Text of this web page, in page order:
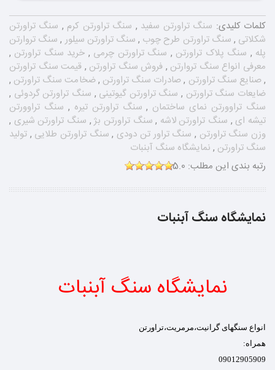
کلمات کلیدی: سنگ تراورتن سفید , سنگ تراورتن کرم , سنگ تراورتن
شکلاتی , سنگ تراورتن طرح چوب , سنگ تراورتن سیلور , سنگ تروارتن
پله , سنگ پلاک تراورتن , سنگ تراورتن چرمی , خرید سنگ تراورتن ,
معرفی انواع سنگ تروارتن , فروش سنگ تراورتن , قیمت سنگ تراورتن
,صنایع سنگ تراورتن ,صادرات سنگ تراورتن ,ضخامت سنگ تراورتن ,
ضایعات سنگ تراورتن , سنگ تراورتن گیوتینی , سنگ تراورتن گردوئی ,
سنگ تراوورتن نمای ساختمان , سنگ تراورتن تیره , سنگ تراوورتن
تیشه ای , سنگ تراورتن لاشه , سنگ تراورتن بژ, سنگ تراورتن شیری ,
وزن سنگ تراورتن , سنگ تراور تن دودی , سنگ تراورتن طلایی , تولید
سنگ تراورتن , نمایشگاه سنگ آبنبات
رتبه بندی این مطلب: 5.0
نمایشگاه سنگ آبنبات
نمایشگاه سنگ آبنبات
انواع سنگهای گرانیت،مرمریت،تراورتن
همراه:
09012905909